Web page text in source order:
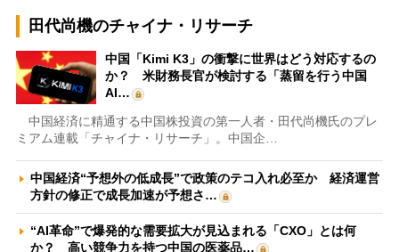
田代尚機のチャイナ・リサーチ
中国「Kimi K3」の衝撃に世界はどう対応するの
か？ 米財務長官が検討する「蒸留を行う中国
AI…
中国経済に精通する中国株投資の第一人者・田代尚機氏のプレ
ミアム連載「チャイナ・リサーチ」。中国企…
中国経済“予想外の低成長”で政策のテコ入れ必至か 経済運営
方針の修正で成長加速が予想さ…
“AI革命”で爆発的な需要拡大が見込まれる「CXO」とは何
か？ 高い競争力を持つ中国の医薬品…